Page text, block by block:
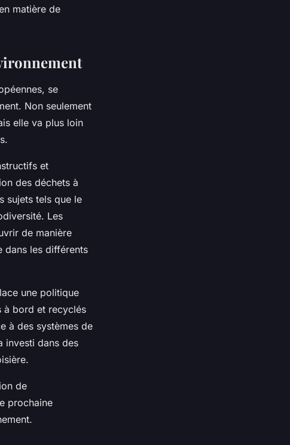
matière de
se
Non seulement
elle va plus loin
et
des déchets à
sujets tels que le
Les
de manière
dans les différents
une politique
à bord et recyclés
à des systèmes de
investi dans des
de
prochaine